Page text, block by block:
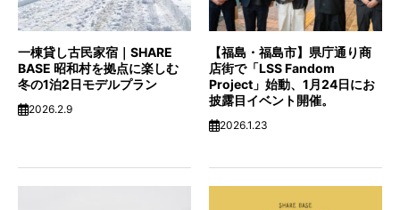
一棟貸し古民家宿｜SHARE
BASE 昭和村を拠点に楽しむ
冬の1泊2日モデルプラン
2026.2.9
【福島・福島市】県庁通り商
店街で「LSS Fandom
Project」始動、1月24日にお
披露目イベント開催。
2026.1.23